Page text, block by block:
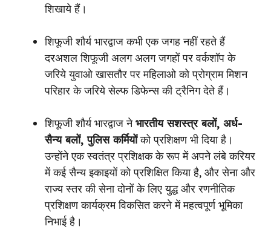
शिखाये हैं।
शिफूजी शौर्य भारद्वाज कभी एक जगह नहीं रहते हैं
दरअशल शिफूजी अलग अलग जगहों पर वर्कशॉप के
जरिये युवाओ खासतौर पर महिलाओ को प्रोग्राम मिशन
परिहार के जरिये सेल्फ डिफेन्स की ट्रैनिग देते हैं।
शिफूजी शौर्य भारद्वाज नेभारतीय सशस्त्र बलों, अर्ध-
सैन्य बलों, पुलिस कर्मियोंको प्रशिक्षण भी दिया है।
उन्होंने एक स्वतंत्र प्रशिक्षक के रूप में अपने लंबे करियर
में कई सैन्य इकाइयों को प्रशिक्षित किया है, और सेना और
राज्य स्तर की सेना दोनों के लिए युद्ध और रणनीतिक
प्रशिक्षण कार्यक्रम विकसित करने में महत्वपूर्ण भूमिका
निभाई है।